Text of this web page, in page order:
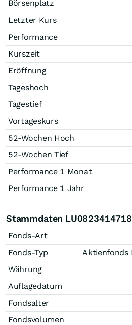
Börsenplatz
Letzter Kurs
Performance
Kurszeit
Eröffnung
Tageshoch
Tagestief
Vortageskurs
52-Wochen Hoch
52-Wochen Tief
Performance 1 Monat
Performance 1 Jahr
Stammdaten LU0823414718
Fonds-Art
Fonds-Typ
Aktienfonds
Währung
Auflagedatum
Fondsalter
Fondsvolumen